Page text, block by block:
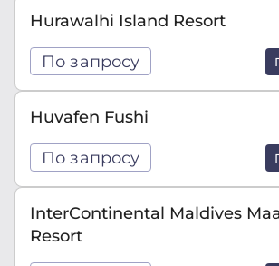
Hurawalhi Island Resort
По запросу
Huvafen Fushi
По запросу
InterContinental Maldives
Resort